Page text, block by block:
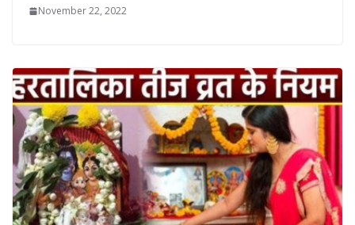
November 22, 2022